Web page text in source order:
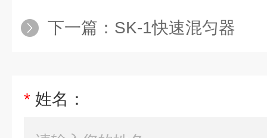
下一篇： SK-1快速混匀器
* 姓名：